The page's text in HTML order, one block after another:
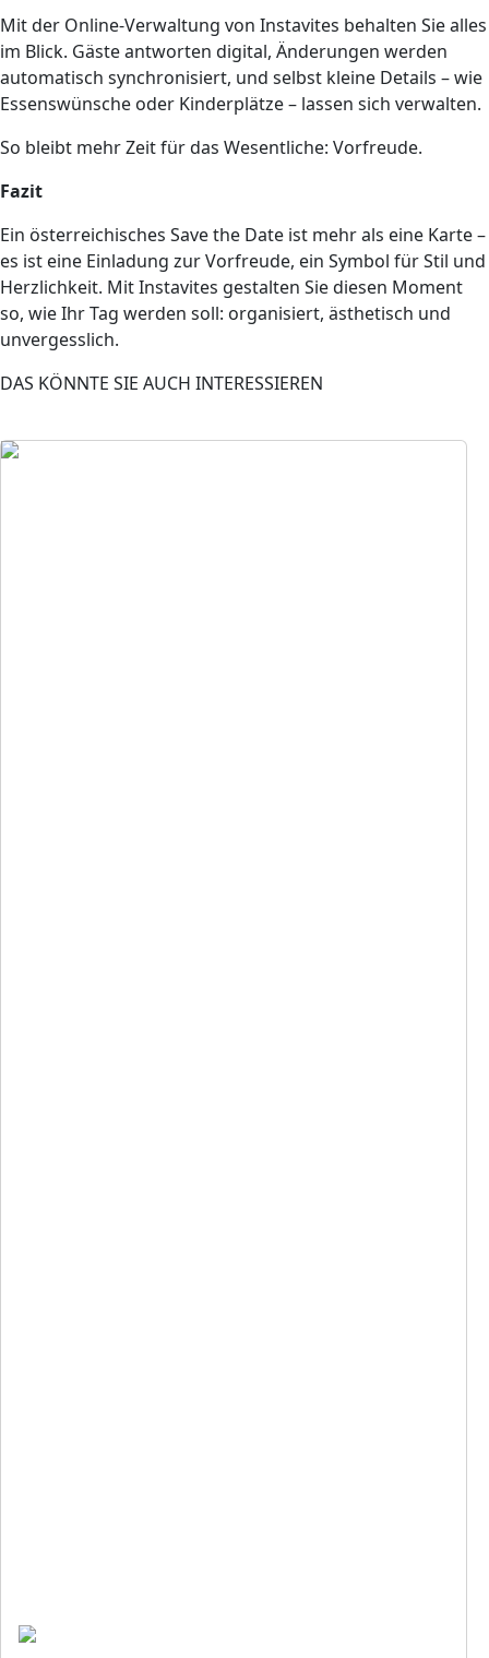
Mit der Online-Verwaltung von Instavites behalten Sie alles
im Blick. Gäste antworten digital, Änderungen werden
automatisch synchronisiert, und selbst kleine Details – wie
Essenswünsche oder Kinderplätze – lassen sich verwalten.
So bleibt mehr Zeit für das Wesentliche: Vorfreude.
Fazit
Ein österreichisches Save the Date ist mehr als eine Karte –
es ist eine Einladung zur Vorfreude, ein Symbol für Stil und
Herzlichkeit. Mit Instavites gestalten Sie diesen Moment
so, wie Ihr Tag werden soll: organisiert, ästhetisch und
unvergesslich.
DAS KÖNNTE SIE AUCH INTERESSIEREN